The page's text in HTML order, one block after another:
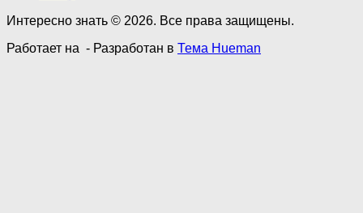
Интересно знать © 2026. Все права защищены.
Работает на - Разработан в Тема Hueman